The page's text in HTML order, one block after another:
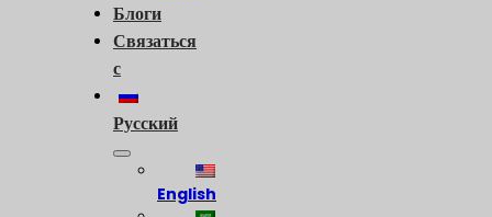
Блоги
Связаться
с
Русский
English